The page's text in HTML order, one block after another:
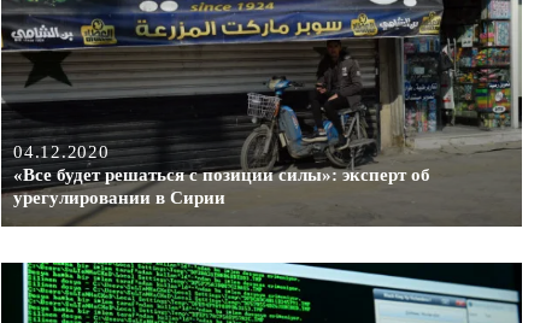
04.12.2020
«Все будет решаться с позиции силы»: эксперт об
урегулировании в Сирии